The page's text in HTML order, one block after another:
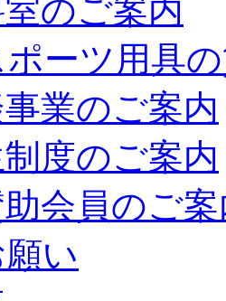
のご案内
ーツ用具
業のご案内
度のご案内
会員のご
い